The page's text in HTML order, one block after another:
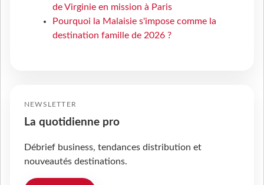
de Virginie en mission à Paris
Pourquoi la Malaisie s'impose comme la
destination famille de 2026 ?
NEWSLETTER
La quotidienne pro
Débrief business, tendances distribution et
nouveautés destinations.